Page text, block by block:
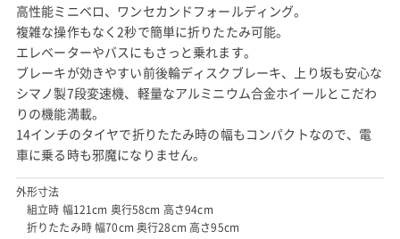
高性能ミニベロ、ワンセカンドフォールディング。
複雑な操作もなく2秒で簡単に折りたたみ可能。
エレベーターやバスにもさっと乗れます。
ブレーキが効きやすい前後輪ディスクブレーキ、上り坂も安心な
シマノ製7段変速機、軽量なアルミニウム合金ホイールとこだわ
りの機能満載。
14インチのタイヤで折りたたみ時の幅もコンパクトなので、電
車に乗る時も邪魔になりません。
外形寸法
組立時 幅121cm 奥行58cm 高さ94cm
折りたたみ時 幅70cm 奥行28cm 高さ95cm